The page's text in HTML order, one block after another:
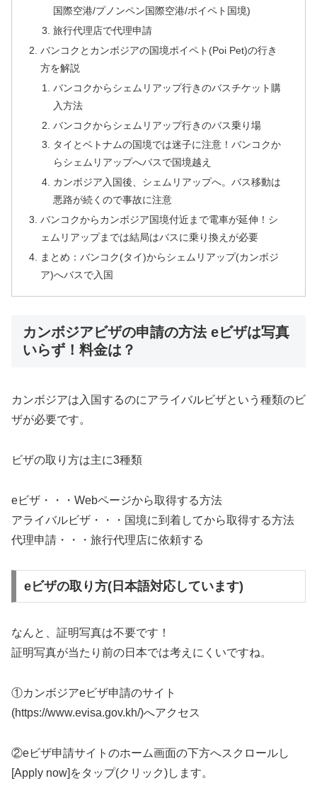
国際空港/プノンペン国際空港/ポイペト国境)
旅行代理店で代理申請
バンコクとカンボジアの国境ポイペト(Poi Pet)の行き
方を解説
バンコクからシェムリアップ行きのバスチケット購
入方法
バンコクからシェムリアップ行きのバス乗り場
タイとベトナムの国境では迷子に注意！バンコクか
らシェムリアップへバスで国境越え
カンボジア入国後、シェムリアップへ。バス移動は
悪路が続くので事故に注意
バンコクからカンボジア国境付近まで電車が延伸！シ
ェムリアップまでは結局はバスに乗り換えが必要
まとめ：バンコク(タイ)からシェムリアップ(カンボジ
ア)へバスで入国
カンボジアビザの申請の方法 eビザは写真
いらず！料金は？
カンボジアは入国するのにアライバルビザという種類のビ
ザが必要です。
ビザの取り方は主に3種類
eビザ・・・Webページから取得する方法
アライバルビザ・・・国境に到着してから取得する方法
代理申請・・・旅行代理店に依頼する
eビザの取り方(日本語対応しています)
なんと、証明写真は不要です！
証明写真が当たり前の日本では考えにくいですね。
①カンボジアeビザ申請のサイト
(https://www.evisa.gov.kh/)へアクセス
②eビザ申請サイトのホーム画面の下方へスクロールし
[Apply now]をタップ(クリック)します。